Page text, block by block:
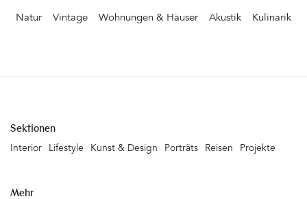
Natur Vintage Wohnungen & Häuser Akustik Kulinarik
Sektionen
Interior Lifestyle Kunst & Design Porträts Reisen Projekte
Mehr